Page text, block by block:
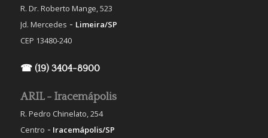
R. Dr. Roberto Mange, 523
Jd. Mercedes - Limeira/SP
CEP 13480-240
☎ (19) 3404-8900
ARIL - Iracemápolis
R. Pedro Chinelato, 254
Centro - Iracemápolis/SP